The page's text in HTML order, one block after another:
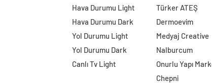
Hava Durumu Light
Hava Durumu Dark
Yol Durumu Light
Yol Durumu Dark
Canlı Tv Light
Türker ATEŞ
Dermoevim
Medyaj Creative
Nalburcum
Onurlu Yapı
Chepni